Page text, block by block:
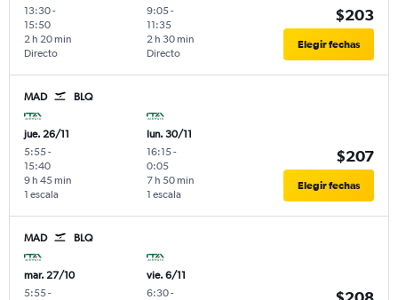
13:30-
15:50
Directo
2 h 20 min
9:05-
11:35
Directo
2 h 30 min
$203
Elegir fechas
MAD BLQ
jue. 26/11
5:55-
15:40
1 escala
9 h 45 min
lun. 30/11
16:15-
0:05
1 escala
7 h 50 min
$207
Elegir fechas
MAD BLQ
mar. 27/10
5:55-
vie. 6/11
6:30-